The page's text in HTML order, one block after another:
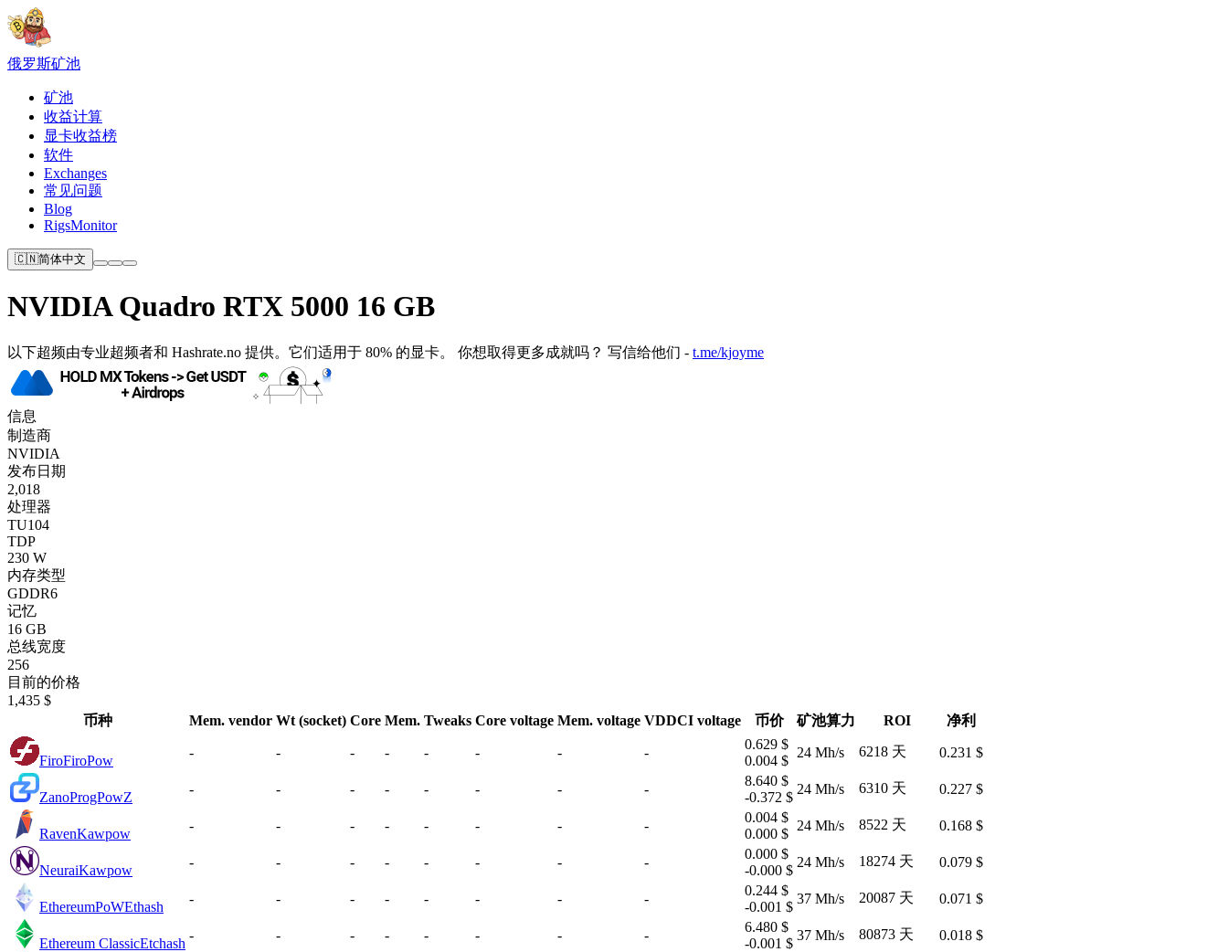
俄罗斯矿池
矿池
收益计算
显卡收益榜
软件
Exchanges
常见问题
Blog
RigsMonitor
🇨🇳简体中文
NVIDIA Quadro RTX 5000 16 GB
以下超频由专​​业超频者和 Hashrate.no 提供。它们适用于 80% 的显卡。 你想取得更多成就吗？ 写信给他们 - t.me/kjoyme
信息
制造商
NVIDIA
发布日期
2,018
处理器
TU104
TDP
230 W
内存类型
GDDR6
记忆
16 GB
总线宽度
256
目前的价格
1,435 $
币种
Mem. vendor Wt (socket) Core Mem. Tweaks Core voltage Mem. voltage VDDCI voltage 币价 矿池算力 ROI 净利
FiroFiroPow
- - - - - - - -
0.629 $
0.004 $
24 Mh/s 6218 天 0.231 $
ZanoProgPowZ
- - - - - - - -
8.640 $
-0.372 $
24 Mh/s 6310 天 0.227 $
RavenKawpow
- - - - - - - -
0.004 $
0.000 $
24 Mh/s 8522 天 0.168 $
NeuraiKawpow
- - - - - - - -
0.000 $
-0.000 $
24 Mh/s 18274 天 0.079 $
EthereumPoWEthash
- - - - - - - -
0.244 $
-0.001 $
37 Mh/s 20087 天 0.071 $
Ethereum ClassicEtchash
- - - - - - - -
6.480 $
-0.001 $
37 Mh/s 80873 天 0.018 $